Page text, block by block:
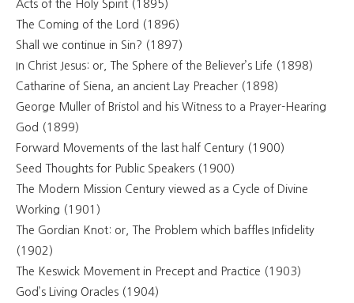
Acts of the Holy Spirit (1895)
The Coming of the Lord (1896)
Shall we continue in Sin? (1897)
In Christ Jesus: or, The Sphere of the Believer’s Life (1898)
Catharine of Siena, an ancient Lay Preacher (1898)
George Muller of Bristol and his Witness to a Prayer-Hearing
God (1899)
Forward Movements of the last half Century (1900)
Seed Thoughts for Public Speakers (1900)
The Modern Mission Century viewed as a Cycle of Divine
Working (1901)
The Gordian Knot: or, The Problem which baffles Infidelity
(1902)
The Keswick Movement in Precept and Practice (1903)
God’s Living Oracles (1904)